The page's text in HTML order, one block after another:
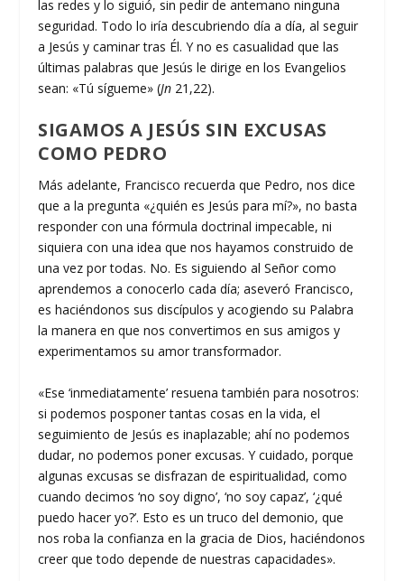
las redes y lo siguió, sin pedir de antemano ninguna
seguridad. Todo lo iría descubriendo día a día, al seguir
a Jesús y caminar tras Él. Y no es casualidad que las
últimas palabras que Jesús le dirige en los Evangelios
sean: «Tú sígueme» (Jn 21,22).
SIGAMOS A JESÚS SIN EXCUSAS
COMO PEDRO
Más adelante, Francisco recuerda que Pedro, nos dice
que a la pregunta «¿quién es Jesús para mí?», no basta
responder con una fórmula doctrinal impecable, ni
siquiera con una idea que nos hayamos construido de
una vez por todas. No. Es siguiendo al Señor como
aprendemos a conocerlo cada día; aseveró Francisco,
es haciéndonos sus discípulos y acogiendo su Palabra
la manera en que nos convertimos en sus amigos y
experimentamos su amor transformador.
«Ese ‘inmediatamente’ resuena también para nosotros:
si podemos posponer tantas cosas en la vida, el
seguimiento de Jesús es inaplazable; ahí no podemos
dudar, no podemos poner excusas. Y cuidado, porque
algunas excusas se disfrazan de espiritualidad, como
cuando decimos ‘no soy digno’, ‘no soy capaz’, ‘¿qué
puedo hacer yo?’. Esto es un truco del demonio, que
nos roba la confianza en la gracia de Dios, haciéndonos
creer que todo depende de nuestras capacidades».